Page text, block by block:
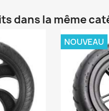
dans la même
NOUVEAU